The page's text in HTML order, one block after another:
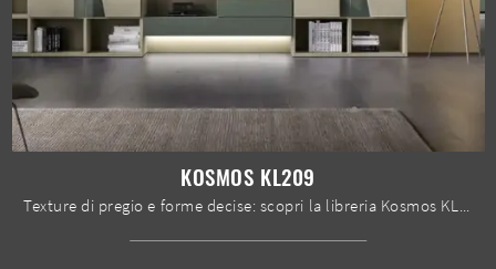
KOSMOS KL209
Texture di pregio e forme decise: scopri la libreria Kosmos KL209 di Moretti Compact Giorno Notte tra le più belle Librerie moderne a muro.